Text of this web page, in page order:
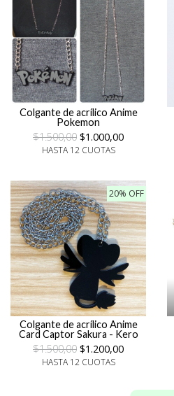
Colgante de acrílico Anime
Pokemon
$1.500,00 $1.000,00
HASTA 12 CUOTAS
20% OFF
Colgante de acrílico Anime
Card Captor Sakura - Kero
$1.500,00 $1.200,00
HASTA 12 CUOTAS